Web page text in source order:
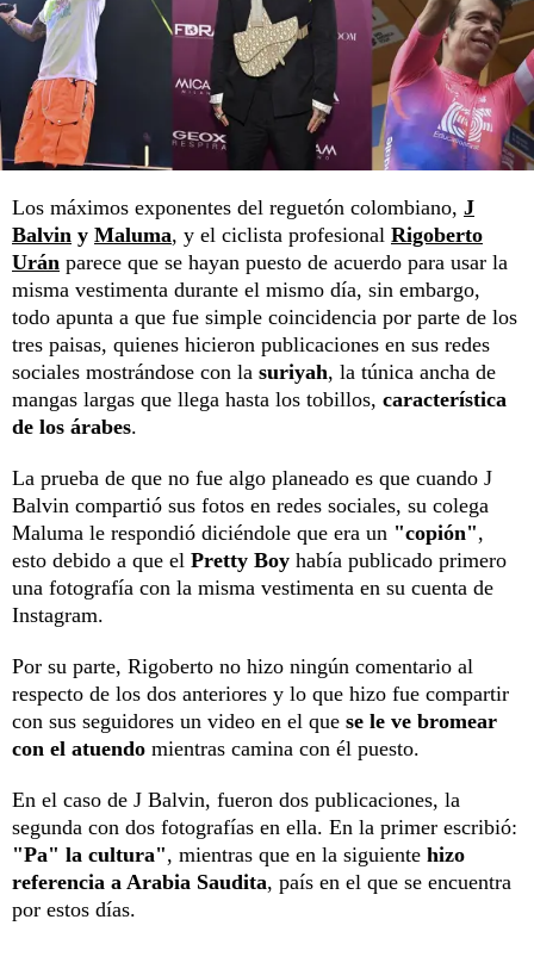
Los máximos exponentes del reguetón colombiano, J
Balvin y Maluma, y el ciclista profesional Rigoberto
Urán parece que se hayan puesto de acuerdo para usar la
misma vestimenta durante el mismo día, sin embargo,
todo apunta a que fue simple coincidencia por parte de los
tres paisas, quienes hicieron publicaciones en sus redes
sociales mostrándose con la suriyah, la túnica ancha de
mangas largas que llega hasta los tobillos, característica
de los árabes.
La prueba de que no fue algo planeado es que cuando J
Balvin compartió sus fotos en redes sociales, su colega
Maluma le respondió diciéndole que era un "copión",
esto debido a que el Pretty Boy había publicado primero
una fotografía con la misma vestimenta en su cuenta de
Instagram.
Por su parte, Rigoberto no hizo ningún comentario al
respecto de los dos anteriores y lo que hizo fue compartir
con sus seguidores un video en el que se le ve bromear
con el atuendo mientras camina con él puesto.
En el caso de J Balvin, fueron dos publicaciones, la
segunda con dos fotografías en ella. En la primer escribió:
"Pa" la cultura", mientras que en la siguiente hizo
referencia a Arabia Saudita, país en el que se encuentra
por estos días.